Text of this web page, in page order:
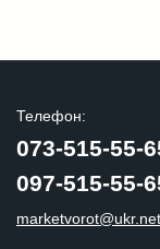
Телефон:
073-515-55-
097-515-55-
marketvorot@ukr.net